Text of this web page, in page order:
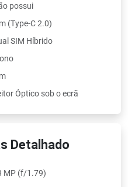
possui
(Type-C 2.0)
SIM Híbrido
Óptico sob o ecrã
Detalhado
MP (f/1.79)